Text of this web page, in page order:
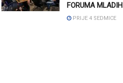
FORUMA MLADIH
PRIJE 4 SEDMICE